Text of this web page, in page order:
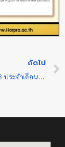
ถัดไป
ปีที่ 5 ฉบับที่ 83 ประจำเดือน มกราคม 2567